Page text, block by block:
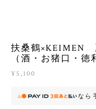
扶桑鶴×KEIMEN
（酒・お猪口・徳
¥5,100
なら